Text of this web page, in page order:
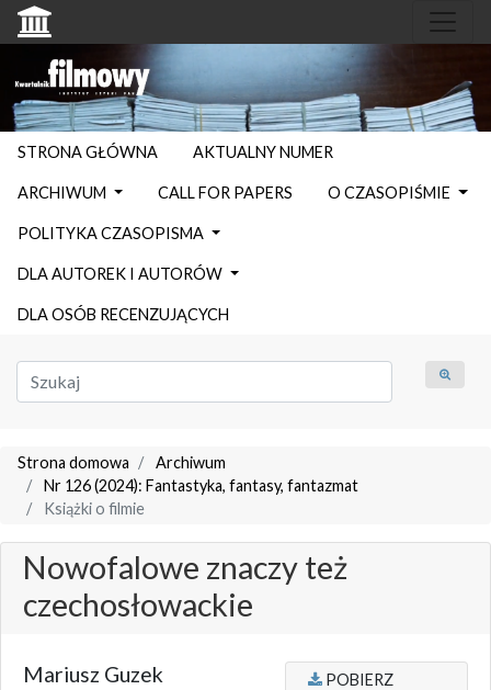
STRONA GŁÓWNA AKTUALNY NUMER
ARCHIWUM CALL FOR PAPERS O CZASOPIŚMIE
POLITYKA CZASOPISMA
DLA AUTOREK I AUTORÓW
DLA OSÓB RECENZUJĄCYCH
Strona domowa
Archiwum
Nr 126 (2024): Fantastyka, fantasy, fantazmat
Książki o filmie
Nowofalowe znaczy też
czechosłowackie
Mariusz Guzek POBIERZ